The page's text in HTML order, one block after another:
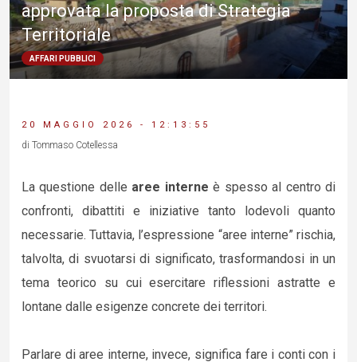
approvata la proposta di Strategia
Territoriale
AFFARI PUBBLICI
20 MAGGIO 2026 - 12:13:55
di Tommaso Cotellessa
La questione delle aree interne è spesso al centro di
confronti, dibattiti e iniziative tanto lodevoli quanto
necessarie. Tuttavia, l’espressione “aree interne” rischia,
talvolta, di svuotarsi di significato, trasformandosi in un
tema teorico su cui esercitare riflessioni astratte e
lontane dalle esigenze concrete dei territori.
Parlare di aree interne, invece, significa fare i conti con i